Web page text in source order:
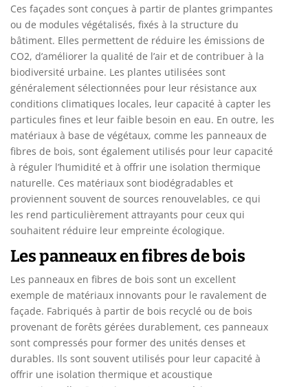
Ces façades sont conçues à partir de plantes grimpantes
ou de modules végétalisés, fixés à la structure du
bâtiment. Elles permettent de réduire les émissions de
CO2, d’améliorer la qualité de l’air et de contribuer à la
biodiversité urbaine. Les plantes utilisées sont
généralement sélectionnées pour leur résistance aux
conditions climatiques locales, leur capacité à capter les
particules fines et leur faible besoin en eau. En outre, les
matériaux à base de végétaux, comme les panneaux de
fibres de bois, sont également utilisés pour leur capacité
à réguler l’humidité et à offrir une isolation thermique
naturelle. Ces matériaux sont biodégradables et
proviennent souvent de sources renouvelables, ce qui
les rend particulièrement attrayants pour ceux qui
souhaitent réduire leur empreinte écologique.
Les panneaux en fibres de bois
Les panneaux en fibres de bois sont un excellent
exemple de matériaux innovants pour le ravalement de
façade. Fabriqués à partir de bois recyclé ou de bois
provenant de forêts gérées durablement, ces panneaux
sont compressés pour former des unités denses et
durables. Ils sont souvent utilisés pour leur capacité à
offrir une isolation thermique et acoustique